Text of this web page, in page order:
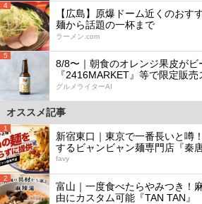
4
【広島】原爆ドーム近くのおす
麺から話題の一杯まで
ラーメン.com
5
8/8〜｜朝食のオレンジ果皮がビ
『2416MARKET』等で限定販売
グルメライターAI
オススメ記事
1
新宿東口｜東京で一番長いと噂
するビャンビャン麺専門店『秦唐
favy
2
富山｜一度食べたらやみつき！
由にカスタム可能『TAN TAN』